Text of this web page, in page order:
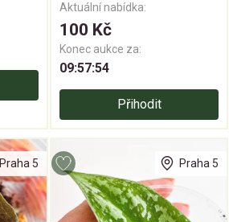
Aktuální nabídka:
100 Kč
Konec aukce za:
09:57:54
Přihodit
Praha 5 Praha 5